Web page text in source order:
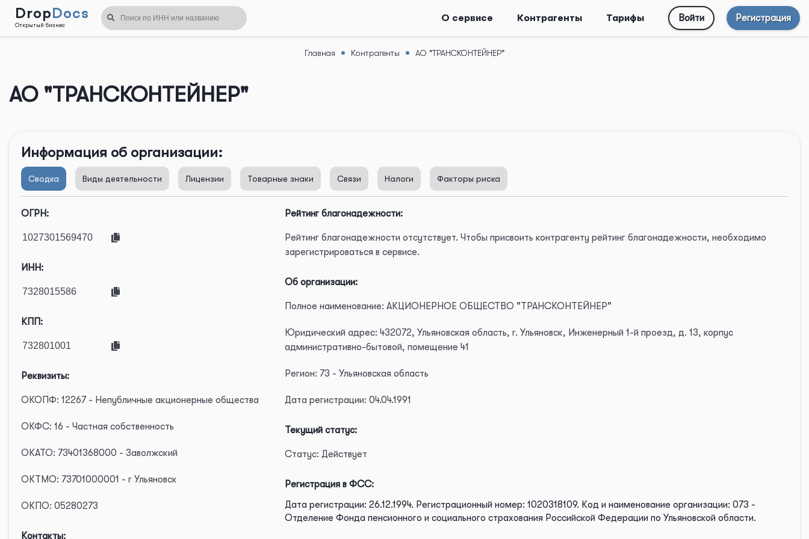
DropDocs
Открытый бизнес
О сервисе Контрагенты Тарифы Войти Регистрация
Главная Контрагенты АО "ТРАНСКОНТЕЙНЕР"
АО "ТРАНСКОНТЕЙНЕР"
Информация об организации:
Сводка Виды деятельности Лицензии Товарные знаки Связи Налоги Факторы риска
ОГРН:
ИНН:
КПП:
Реквизиты:
ОКОПФ: 12267 - Непубличные акционерные общества
ОКФС: 16 - Частная собственность
ОКАТО: 73401368000 - Заволжский
ОКТМО: 73701000001 - г Ульяновск
ОКПО: 05280273
Контакты:
Рейтинг благонадежности:
Рейтинг благонадежности отсутствует. Чтобы присвоить контрагенту рейтинг благонадежности, необходимо
зарегистрироваться в сервисе.
Об организации:
Полное наименование: АКЦИОНЕРНОЕ ОБЩЕСТВО "ТРАНСКОНТЕЙНЕР"
Юридический адрес: 432072, Ульяновская область, г. Ульяновск, Инженерный 1-й проезд, д. 13, корпус
административно-бытовой, помещение 41
Регион: 73 - Ульяновская область
Дата регистрации: 04.04.1991
Текущий статус:
Статус: Действует
Регистрация в ФСС:
Дата регистрации: 26.12.1994. Регистрационный номер: 1020318109. Код и наименование организации: 073 -
Отделение Фонда пенсионного и социального страхования Российской Федерации по Ульяновской области.